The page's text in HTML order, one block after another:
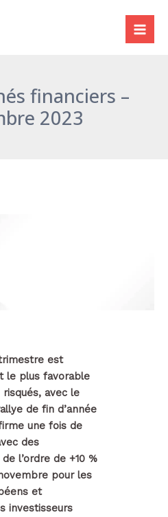
financiers –
2023
est
le plus favorable
avec le
de fin d’année
une fois de
des
l’ordre de +10 %
pour les
et
investisseurs